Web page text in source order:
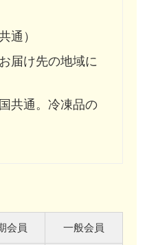
通）
届け先の地域に
共通。冷凍品の
会員 一般会員